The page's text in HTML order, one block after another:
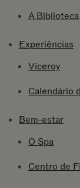
A Biblioteca
Experiências
Viceroy
Calendário
Bem-estar
O Spa
Centro de